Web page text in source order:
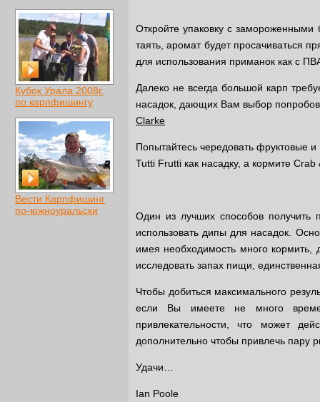
Кубок Урала 2008г.
по карпфишингу
Вести Карпфишинг
по-южноуральски
Откройте упаковку с
таять, аромат будет просачиваться
для использования приманок как с
Далеко не всегда большой карп
насадок, дающих Вам выбор
Clarke
Попытайтесь чередовать фруктовые
Tutti Frutti как насадку, а кормите
Один из лучших способов получить
использовать дипы для насадок.
имея необходимость много кормить,
исследовать запах пищи,
Чтобы добиться максимального
если Вы имеете не много
привлекательности, что может
дополнительно чтобы привлечь пару
Удачи…
Ian Poole